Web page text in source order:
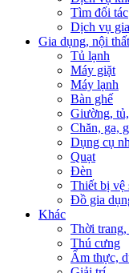
Tìm đối tác
Dịch vụ
Gia dụng, nội thất
Tủ lạnh
Máy giặt
Máy lạnh
Bàn ghế
Giường,
Chăn, ga,
Dụng cụ
Quạt
Đèn
Thiết bị vệ
Đồ gia
Khác
Thời trang,
Thú cưng
Ẩm thực,